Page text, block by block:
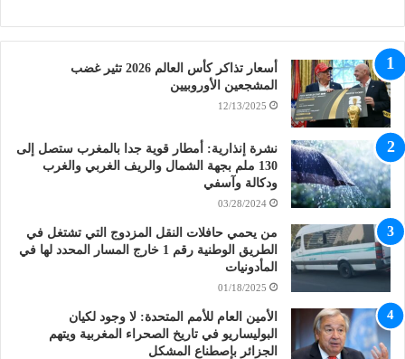
أسعار تذاكر كأس العالم 2026 تثير غضب
المشجعين الأوروبيين
12/13/2025
نشرة إنذارية: أمطار قوية جدا بالمغرب ستصل إلى
130 ملم بجهة الشمال والريف الغربي والغرب
ودكالة وآسفي
03/28/2024
من يحمي حافلات النقل المزدوج التي تشتغل في
الطريق الوطنية رقم 1 خارج المسار المحدد لها في
المأدونيات
01/18/2025
الأمين العام للأمم المتحدة: لا وجود لكيان
البوليساريو في تاريخ الصحراء المغربية ويتهم
الجزائر بإصطناع المشكل